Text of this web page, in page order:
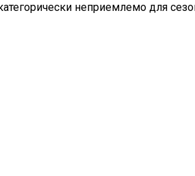
неприемлемо для